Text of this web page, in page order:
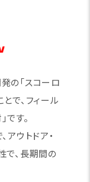
の「スコーロ
で、フィール
です。
アウトドア・
で、長期間の